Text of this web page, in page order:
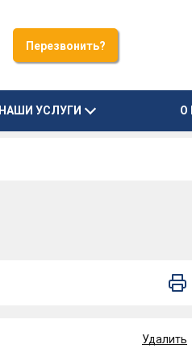
Перезвонить?
НАШИ УСЛУГИ О
Удалить